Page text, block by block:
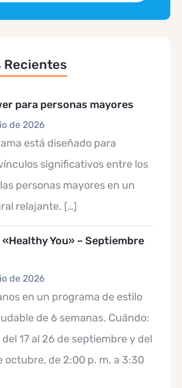
Recientes
para personas mayores
de 2026
está diseñado para
significativos entre los
personas mayores en un
relajante. […]
You» – Septiembre
de 2026
en un programa de estilo
de 6 semanas. Cuándo:
17 al 26 de septiembre y del
octubre, de 2:00 p. m. a 3:30